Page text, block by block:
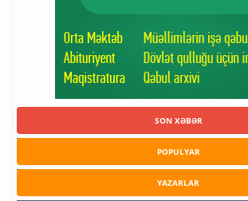
SON XƏBƏR
POPULYAR
YAZARLAR